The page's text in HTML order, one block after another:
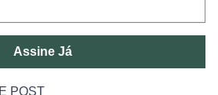
Assine Já
POST